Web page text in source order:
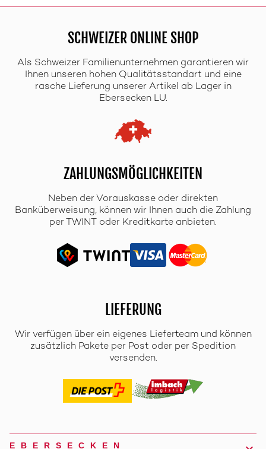
SCHWEIZER ONLINE SHOP
Als Schweizer Familienunternehmen garantieren wir
Ihnen unseren hohen Qualitätsstandart und eine
rasche Lieferung unserer Artikel ab Lager in
Ebersecken LU.
ZAHLUNGSMÖGLICHKEITEN
Neben der Vorauskasse oder direkten
Banküberweisung, können wir Ihnen auch die Zahlung
per TWINT oder Kreditkarte anbieten.
LIEFERUNG
Wir verfügen über ein eigenes Lieferteam und können
zusätzlich Pakete per Post oder per Spedition
versenden.
EBERSECKEN